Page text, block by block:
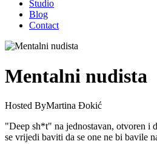
Studio
Blog
Contact
Mentalni nudista
Hosted ByMartina Đokić
"Deep sh*t" na jednostavan, otvoren i
se vrijedi baviti da se one ne bi bavile